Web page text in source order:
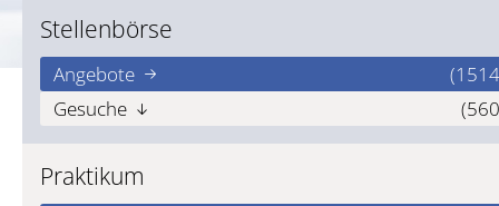
Stellenbörse
Angebote
Gesuche
Praktikum